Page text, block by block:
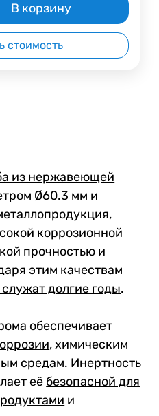
В корзину
стоимость
из нержавеющей
Ø60.3 мм и
коррозионной
прочностью и
этим качествам
долгие годы.
обеспечивает
, химическим
средам. Инертность
её безопасной для
и